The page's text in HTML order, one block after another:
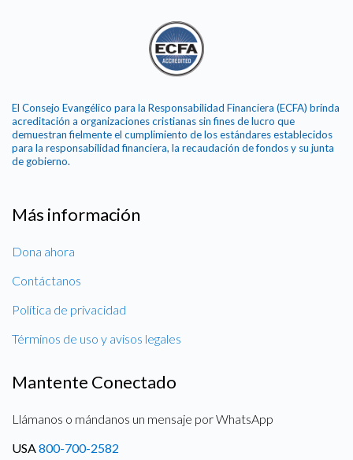
El Consejo Evangélico para la Responsabilidad Financiera (ECFA) brinda
acreditación a organizaciones cristianas sin fines de lucro que
demuestran fielmente el cumplimiento de los estándares establecidos
para la responsabilidad financiera, la recaudación de fondos y su junta
de gobierno.
Más información
Dona ahora
Contáctanos
Política de privacidad
Términos de uso y avisos legales
Mantente Conectado
Llámanos o mándanos un mensaje por WhatsApp
USA 800-700-2582